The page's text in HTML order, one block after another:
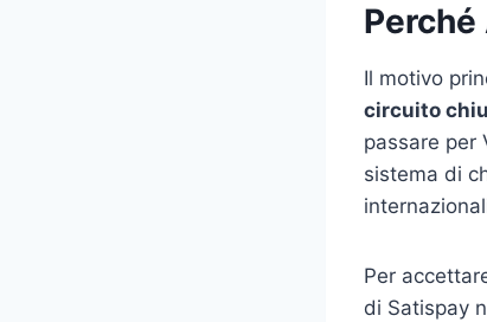
Il motivo
circuito
passare per
sistema di
Per
di Satispay